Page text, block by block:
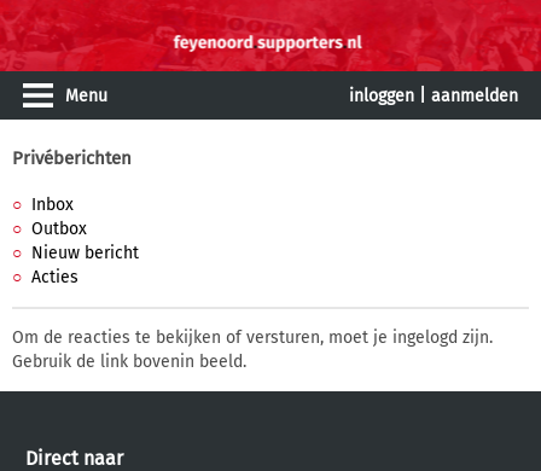
Menu inloggen aanmelden
Privéberichten
Inbox
Outbox
Nieuw bericht
Acties
Om de reacties te bekijken of versturen, moet je ingelogd zijn.
Gebruik de link bovenin beeld.
Direct naar